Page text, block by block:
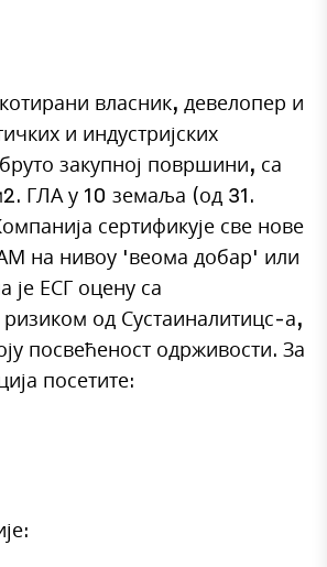
власник, девелопер и
и индустријских
закупној површини, са
ГЛА у 10 земаља (од 31.
сертификује све нове
на нивоу 'веома добар' или
је ЕСГ оцену са
од Сустаиналитицс-а,
посвећеност одрживости. За
посетите: